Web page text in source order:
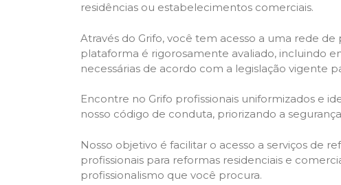
residências ou estabelecimentos comerciais.
Através do Grifo, você tem acesso a uma rede
plataforma é rigorosamente avaliado, incluindo
necessárias de acordo com a legislação vigente
Encontre no Grifo profissionais uniformizados e
nosso código de conduta, priorizando a
Nosso objetivo é facilitar o acesso a serviços de
profissionais para reformas residenciais e
profissionalismo que você procura.